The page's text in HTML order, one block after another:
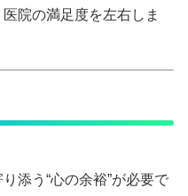
院の満足度を左右しま
添う“心の余裕”が必要で